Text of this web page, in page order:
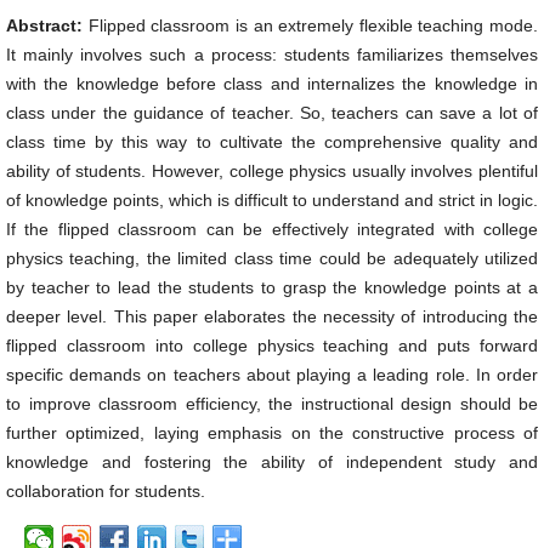
Abstract: Flipped classroom is an extremely flexible teaching mode.
It mainly involves such a process: students familiarizes themselves
with the knowledge before class and internalizes the knowledge in
class under the guidance of teacher. So, teachers can save a lot of
class time by this way to cultivate the comprehensive quality and
ability of students. However, college physics usually involves plentiful
of knowledge points, which is difficult to understand and strict in logic.
If the flipped classroom can be effectively integrated with college
physics teaching, the limited class time could be adequately utilized
by teacher to lead the students to grasp the knowledge points at a
deeper level. This paper elaborates the necessity of introducing the
flipped classroom into college physics teaching and puts forward
specific demands on teachers about playing a leading role. In order
to improve classroom efficiency, the instructional design should be
further optimized, laying emphasis on the constructive process of
knowledge and fostering the ability of independent study and
collaboration for students.